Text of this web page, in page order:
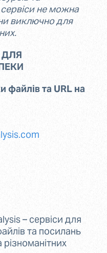
сервіси не можна
виключно для
ДЛЯ
файлів та URL на
– сервіси для
та посилань
різноманітних